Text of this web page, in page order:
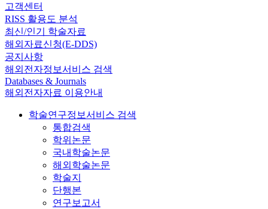
고객센터
RISS 활용도 분석
최신/인기 학술자료
해외자료신청(E-DDS)
공지사항
해외전자정보서비스 검색
Databases & Journals
해외전자자료 이용안내
학술연구정보서비스 검색
통합검색
학위논문
국내학술논문
해외학술논문
학술지
단행본
연구보고서